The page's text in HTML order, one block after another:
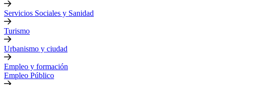
Servicios Sociales y Sanidad
Turismo
Urbanismo y ciudad
Empleo y formación
Empleo Público